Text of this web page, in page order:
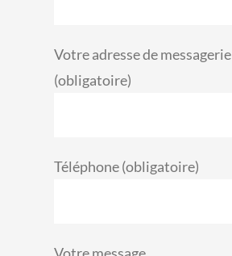
Votre adresse de messagerie
(obligatoire)
Téléphone (obligatoire)